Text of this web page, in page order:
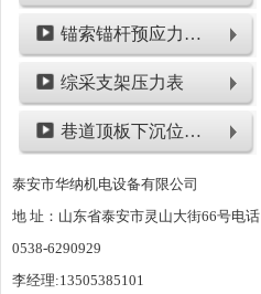
锚索锚杆预应力检测设备
综采支架压力表
巷道顶板下沉位移类仪表
泰安市华纳机电设备有限公司
地 址：山东省泰安市灵山大街66号电话
0538-6290929
李经理:13505385101